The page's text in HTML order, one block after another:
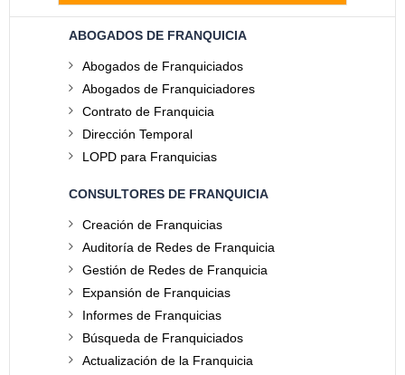
ABOGADOS DE FRANQUICIA
Abogados de Franquiciados
Abogados de Franquiciadores
Contrato de Franquicia
Dirección Temporal
LOPD para Franquicias
CONSULTORES DE FRANQUICIA
Creación de Franquicias
Auditoría de Redes de Franquicia
Gestión de Redes de Franquicia
Expansión de Franquicias
Informes de Franquicias
Búsqueda de Franquiciados
Actualización de la Franquicia